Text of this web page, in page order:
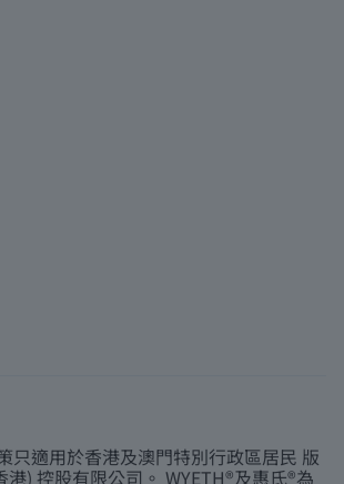
只適用於香港及澳門特別行政區居民 版
) 控股有限公司。 WYETH®及惠氏®為